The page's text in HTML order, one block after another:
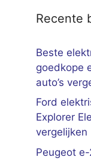
Recente
Beste
goedkope
auto’s
Ford
Explorer
vergelijken
Peugeot